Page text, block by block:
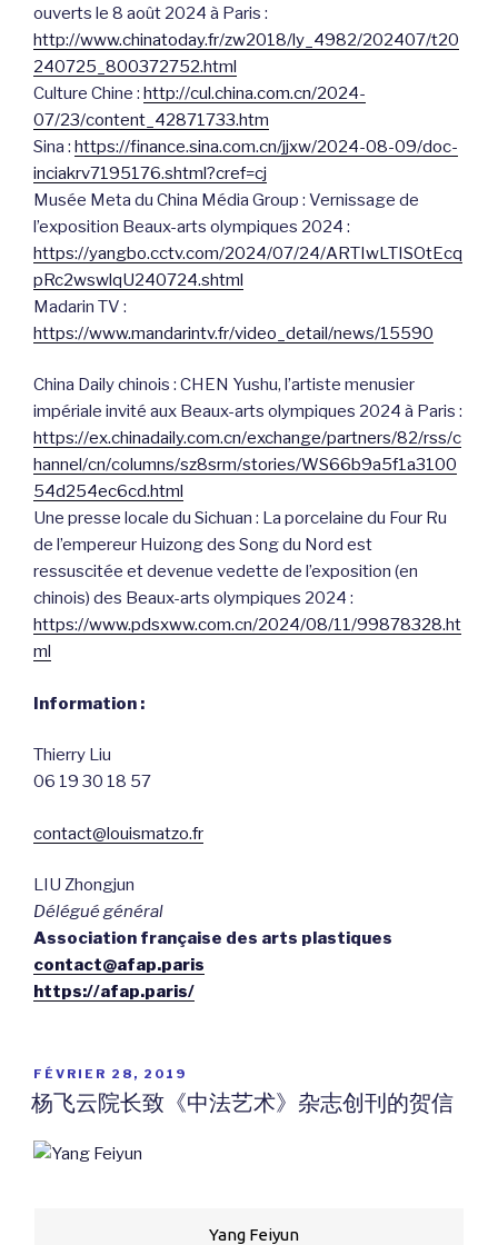
ouverts le 8 août 2024 à Paris :
http://www.chinatoday.fr/zw2018/ly_4982/202407/t20
240725_800372752.html
Culture Chine : http://cul.china.com.cn/2024-
07/23/content_42871733.htm
Sina : https://finance.sina.com.cn/jjxw/2024-08-09/doc-
inciakrv7195176.shtml?cref=cj
Musée Meta du China Média Group : Vernissage de
l’exposition Beaux-arts olympiques 2024 :
https://yangbo.cctv.com/2024/07/24/ARTIwLTISOtEcq
pRc2wswlqU240724.shtml
Madarin TV :
https://www.mandarintv.fr/video_detail/news/15590
China Daily chinois : CHEN Yushu, l’artiste menusier
impériale invité aux Beaux-arts olympiques 2024 à Paris :
https://ex.chinadaily.com.cn/exchange/partners/82/rss/c
hannel/cn/columns/sz8srm/stories/WS66b9a5f1a3100
54d254ec6cd.html
Une presse locale du Sichuan : La porcelaine du Four Ru
de l’empereur Huizong des Song du Nord est
ressuscitée et devenue vedette de l’exposition (en
chinois) des Beaux-arts olympiques 2024 :
https://www.pdsxww.com.cn/2024/08/11/99878328.ht
ml
Information :
Thierry Liu
06 19 30 18 57
contact@louismatzo.fr
LIU Zhongjun
Délégué général
Association française des arts plastiques
contact@afap.paris
https://afap.paris/
PUBLIÉ
LE
FÉVRIER 28, 2019
杨飞云院长致《中法艺术》杂志创刊的贺信
Yang Feiyun